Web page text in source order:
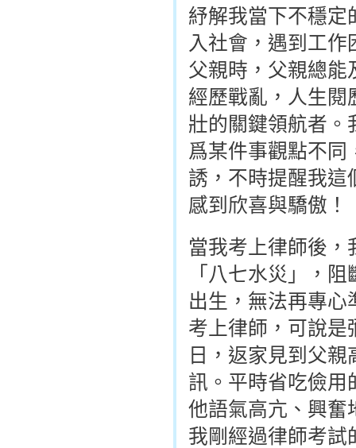
紓解我當下不穩定
入社會，遇到工
父親時，父親總能
經歷戰亂，人生閱
壯的關鍵領航者。
爲某件事觀點不同
誘，不時提醒我這
感到欣喜與驕傲！
當我考上律師後，
「八七水災」，
出生，無法再專心
考上律師，可說是
日，返家見到父
訊。平時省吃儉用
他語氣高亢、興奮
我剛經過律師考試